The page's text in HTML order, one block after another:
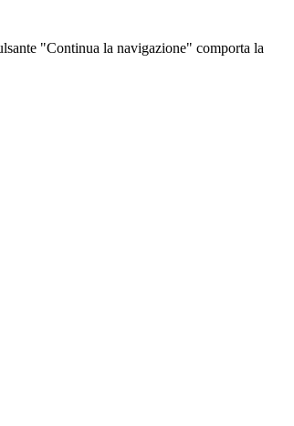
"Continua la navigazione" comporta la